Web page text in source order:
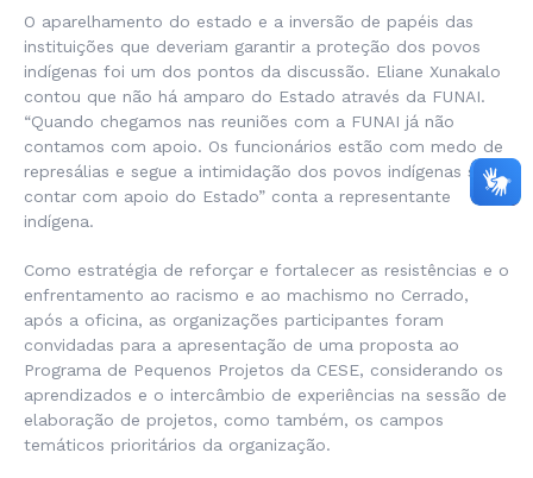
O aparelhamento do estado e a inversão de papéis das
instituições que deveriam garantir a proteção dos povos
indígenas foi um dos pontos da discussão. Eliane Xunakalo
contou que não há amparo do Estado através da FUNAI.
“Quando chegamos nas reuniões com a FUNAI já não
contamos com apoio. Os funcionários estão com medo de
represálias e segue a intimidação dos povos indígenas sem
contar com apoio do Estado” conta a representante
indígena.
Como estratégia de reforçar e fortalecer as resistências e o
enfrentamento ao racismo e ao machismo no Cerrado,
após a oficina, as organizações participantes foram
convidadas para a apresentação de uma proposta ao
Programa de Pequenos Projetos da CESE, considerando os
aprendizados e o intercâmbio de experiências na sessão de
elaboração de projetos, como também, os campos
temáticos prioritários da organização.